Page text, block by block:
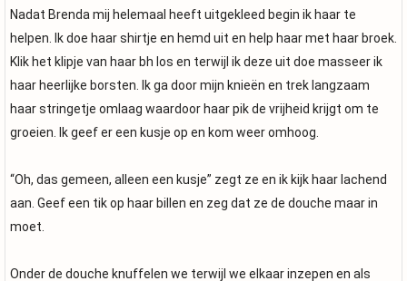
Nadat Brenda mij helemaal heeft uitgekleed begin ik haar te
helpen. Ik doe haar shirtje en hemd uit en help haar met haar broek.
Klik het klipje van haar bh los en terwijl ik deze uit doe masseer ik
haar heerlijke borsten. Ik ga door mijn knieën en trek langzaam
haar stringetje omlaag waardoor haar pik de vrijheid krijgt om te
groeien. Ik geef er een kusje op en kom weer omhoog.
“Oh, das gemeen, alleen een kusje” zegt ze en ik kijk haar lachend
aan. Geef een tik op haar billen en zeg dat ze de douche maar in
moet.
Onder de douche knuffelen we terwijl we elkaar inzepen en als